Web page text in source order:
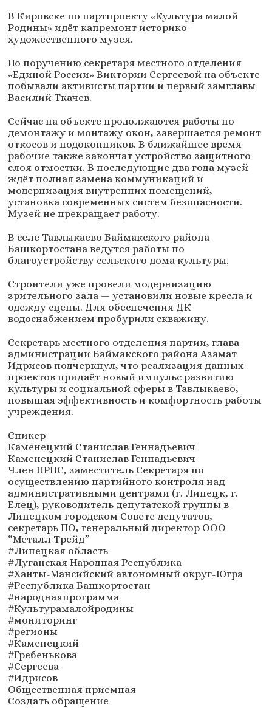
В Кировске по партпроекту «Культура малой
Родины» идёт капремонт историко-
художественного музея.
По поручению секретаря местного отделения
«Единой России» Виктории Сергеевой на объекте
побывали активисты партии и первый замглавы
Василий Ткачев.
Сейчас на объекте продолжаются работы по
демонтажу и монтажу окон, завершается ремонт
откосов и подоконников. В ближайшее время
рабочие также закончат устройство защитного
слоя отмостки. В последующие два года музей
ждёт полная замена коммуникаций и
модернизация внутренних помещений,
установка современных систем безопасности.
Музей не прекращает работу.
В селе Тавлыкаево Баймакского района
Башкортостана ведутся работы по
благоустройству сельского дома культуры.
Строители уже провели модернизацию
зрительного зала — установили новые кресла и
одежду сцены. Для обеспечения ДК
водоснабжением пробурили скважину.
Секретарь местного отделения партии, глава
администрации Баймакского района Азамат
Идрисов подчеркнул, что реализация данных
проектов придаёт новый импульс развитию
культуры и социальной сферы в Тавлыкаево,
повышая эффективность и комфортность работы
учреждения.
Спикер
Каменецкий Станислав Геннадьевич
Каменецкий Станислав Геннадьевич
Член ПРПС, заместитель Секретаря по
осуществлению партийного контроля над
административными центрами (г. Липецк, г.
Елец), руководитель депутатской группы в
Липецком городском Совете депутатов,
секретарь ПО, генеральный директор ООО
“Металл Трейд”
#Липецкая область
#Луганская Народная Республика
#Ханты-Мансийский автономный округ-Югра
#Республика Башкортостан
#народнаяпрограмма
#Культурамалойродины
#мониторинг
#регионы
#Каменецкий
#Гребенькова
#Сергеева
#Идрисов
Общественная приемная
Создать обращение